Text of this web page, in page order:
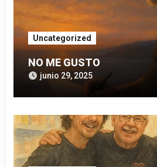
Uncategorized
NO ME GUSTO
junio 29, 2025